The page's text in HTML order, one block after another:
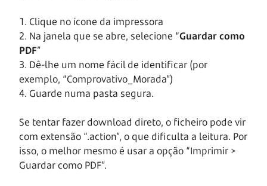
1. Clique no ícone da impressora
2. Na janela que se abre, selecione “Guardar como
PDF”
3. Dê-lhe um nome fácil de identificar (por
exemplo, “Comprovativo_Morada”)
4. Guarde numa pasta segura.
Se tentar fazer download direto, o ficheiro pode vir
com extensão “.action”, o que dificulta a leitura. Por
isso, o melhor mesmo é usar a opção “Imprimir >
Guardar como PDF”.